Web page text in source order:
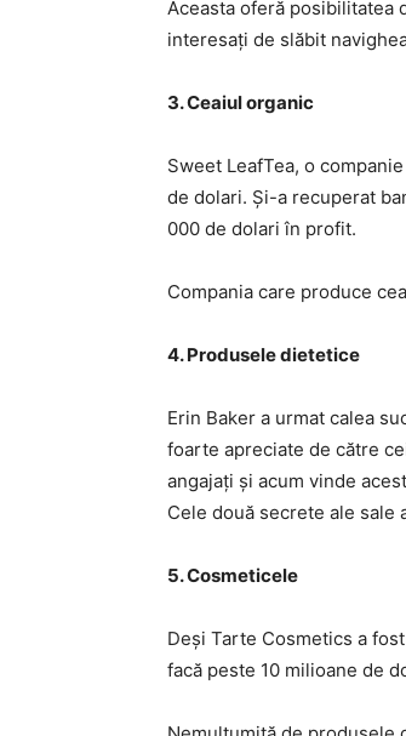
Aceasta oferă posibilitatea
interesați de slăbit
3. Ceaiul organic
Sweet LeafTea, o
de dolari. Și-a recuperat
000 de dolari în profit.
Compania care produce
4. Produsele dietetice
Erin Baker a urmat calea
foarte apreciate de către
angajați și acum vinde
Cele două secrete ale
5. Cosmeticele
Deși Tarte Cosmetics a
facă peste 10 milioane de